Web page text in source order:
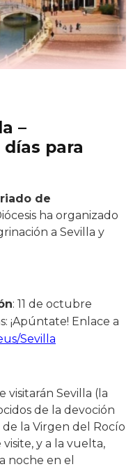
–
para
de
ha organizado
a Sevilla y
: 11 de octubre
¡Apúntate! Enlace a
Sevilla
visitarán Sevilla (la
de la devoción
la Virgen del Rocío
y a la vuelta,
noche en el